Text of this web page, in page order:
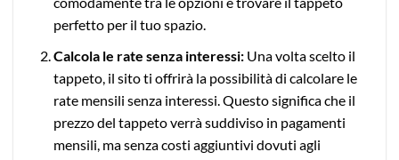
perfetto per il tuo spazio.
Calcola le rate senza interessi:Una volta scelto il
tappeto, il sito ti offrirà la possibilità di calcolare le
rate mensili senza interessi. Questo significa che il
prezzo del tappeto verrà suddiviso in pagamenti
mensili, ma senza costi aggiuntivi dovuti agli